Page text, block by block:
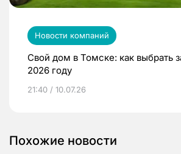
Новости компаний
Свой дом в Томске: как выбрать
2026 году
21:40 / 10.07.26
Похожие новости